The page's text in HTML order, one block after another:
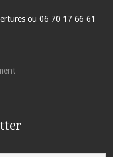
ou 06 70 17 66 61